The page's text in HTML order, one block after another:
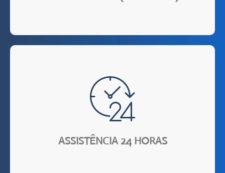
ASSISTÊNCIA 24 HORAS
pode contar com assistência 24h em todo Brasil. (serviço
de chaveiro, troca de pneus, transporte domiciliar e
guincho)